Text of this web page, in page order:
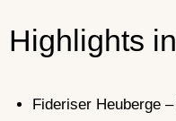
Highlights
Fideriser Heuberge